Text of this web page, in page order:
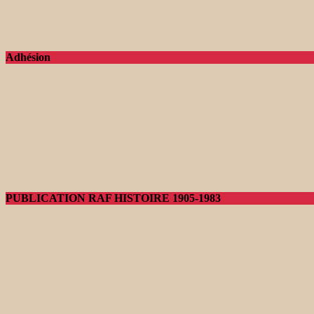
Adhésion
PUBLICATION RAF HISTOIRE 1905-1983